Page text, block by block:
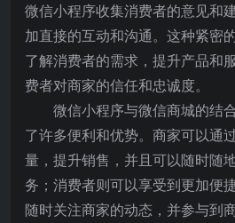
微信小程序收集消费者的意见和
加直接的互动和沟通。这种紧密
了解消费者的需求，提升产品和
费者对商家的信任和忠诚度。
微信小程序与微信商城的结
了许多便利和优势。商家可以通
量，提升销售，并且可以随时随
务；消费者则可以享受到更加便
随时关注商家的动态，并参与到